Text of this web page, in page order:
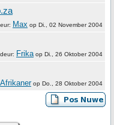
Max op Di., 02 November 2004
deur: Frika op Di., 26 Oktober 2004
Afrikanerop Do., 28 Oktober 2004